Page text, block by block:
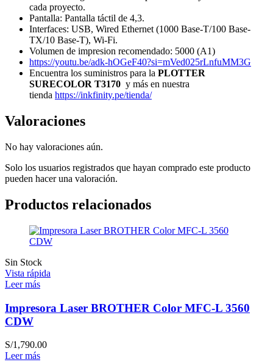
cada proyecto.
Pantalla: Pantalla táctil de 4,3.
Interfaces: USB, Wired Ethernet (1000 Base-T/100 Base-
TX/10 Base-T), Wi-Fi.
Volumen de impresion recomendado: 5000 (A1)
https://youtu.be/adk-hOGeF40?si=mVed025rLnfuMM3G
Encuentra los suministros para la PLOTTER
SURECOLOR T3170 y más en nuestra
tienda https://inkfinity.pe/tienda/
Valoraciones
No hay valoraciones aún.
Solo los usuarios registrados que hayan comprado este producto
pueden hacer una valoración.
Productos relacionados
Sin Stock
Vista rápida
Leer más
Impresora Laser BROTHER Color MFC-L 3560
CDW
S/1,790.00
Leer más